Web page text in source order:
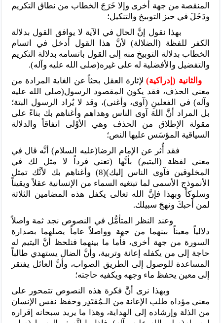
المنقصة من جهة أخرى وإلا خَرَجََ الخطاب من نطاق التكريم
ودَخَلَ في حيز التوبيخ والتنكيل؛
بهذا نقول إنَّ الحال في الآية لا يوافق القول بدلالة
الكفر للفظة (الضلالة) لأنَّ هذا القول أدخل في اتسام
الخطاب بدلالة التوبيخ منه إلى القول باتسامه بدلالة التكريم
والتفضيل والأفضلية له على غيره(صلى الله عليه وآله).
والثانية (إدراكية) لإثارة العقل بحثاً عن الغاية المرادة من
معنى الحذف، فقد يكون المقصود الرسول(صلى الله عليه
وآله) في الفعلينِ (آوى، وأغنى)، وقد لا يُراد الرسول البتة؛
بل المراد أنَّ اللهَ آوى الناس وهداهم وأغناهم بك بناءً على
مقولة الإطلاق من الحذف وهي الأوْلى اتفاقاً والدلالة
السياقية المؤسَس عليها النص؛
فقد أُثر عن الإمام الرضا(عليه السلام) أنَّه قال في
معنى لفظة (اليتيم) بأنَّها (تعني فرداً لا مثل لك في
المخلوقين فآوى الناس إليك)(8) وأغناهم بك لأنَّك تمثل
الأنموذج الأسمى لما تبتغيه السماء من الإنسانية عقلاً ويقيناً
وسلوكاً وبهذا فإنَّ الله تعالى يكفل هذه المضامين الثلاثة
لمن أحبكَ ونهجَ سبيلك.
وعند النظر المتأمُّل في النصوص نجد ثمة واصلاً
دلالياً معيناً بينهما من جهة وواصلاً عاماً يصلهما بصدارة
السورة من جهة أخرى، فأما ما بينهما فنلحظ أنَّ اليتيم له
حاجة إلى من يكفله إعانة وتربية، وأنَّ الضال يستهدي طالباً
المساعدة للوصول إلى الطريق الصواب، وأنَّ العائل يفتقر
إلى معين يحفظ ماء وجهه ويكفيه حاجته؛
وبهذا نرى أنَّ فكرة هذه النصوص تتمحور على
معنى مؤداه طلب الإعانة من الـمُقتَدِر وحفظ نفس الإنسان
من الذلة وإرشاده إلى الهداية، وهذا ما يريد سبحانه إقراره